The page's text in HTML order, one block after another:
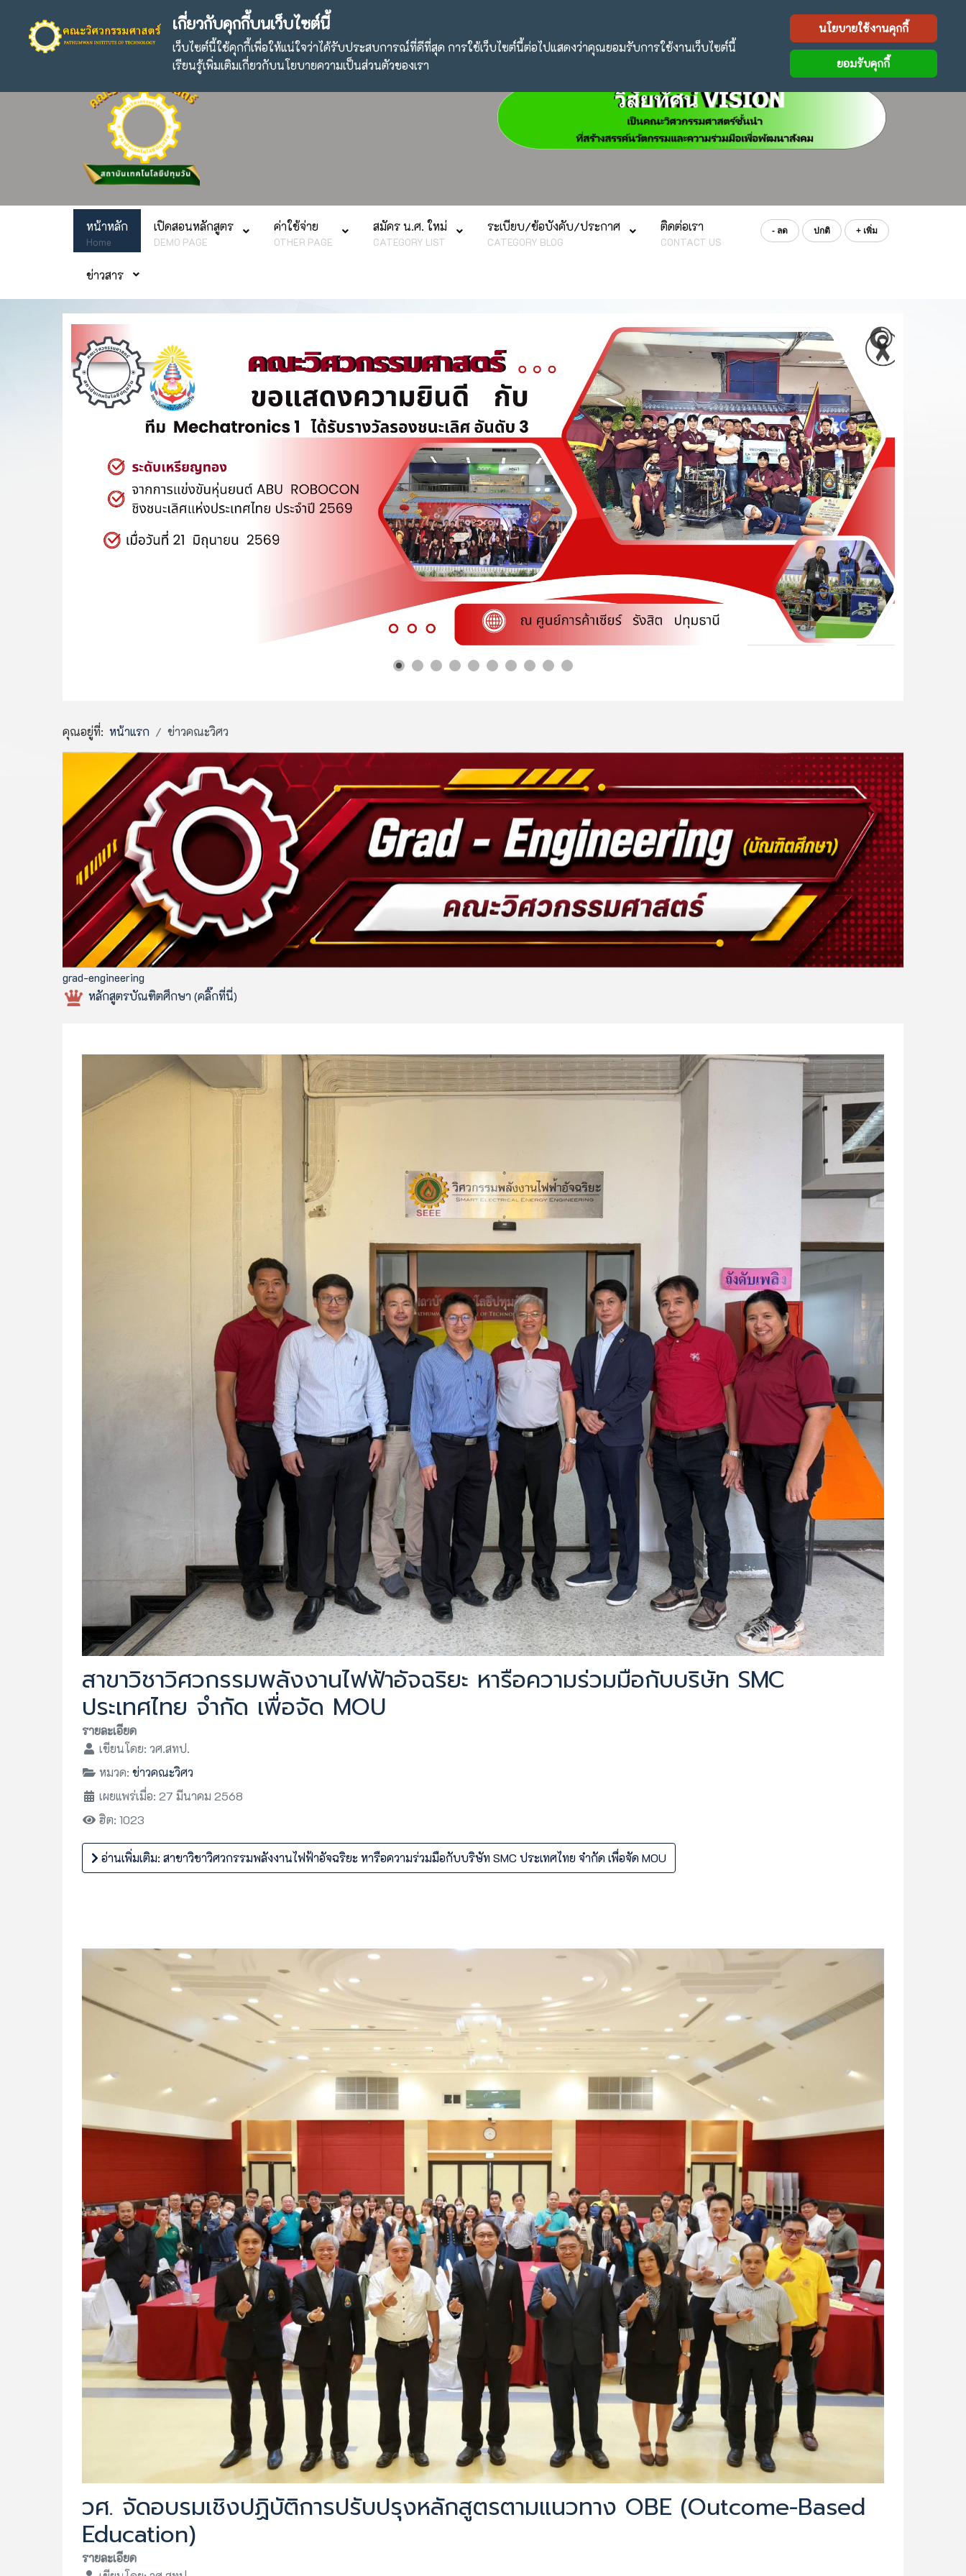
" การศึกษาเพื่อความเป็นเลิศและความสามัคคีในวิศวกรรมศาสตร์เฉพาะทาง "
เกี่ยวกับคุกกี้บนเว็บไซต์นี้
เว็บไซต์นี้ใช้คุกกี้เพื่อให้แน่ใจว่าได้รับประสบการณ์ที่ดีที่สุด การใช้เว็บไซต์นี้ต่อไปแสดงว่าคุณยอมรับการใช้งานเว็บไซต์นี้
เรียนรู้เพิ่มเติมเกี่ยวกับนโยบายความเป็นส่วนตัวของเรา
นโยบายใช้งานคุกกี้
ยอมรับคุกกี้
FacebookTwitterLine
หน้าหลัก
Home
เปิดสอนหลักสูตร
DEMO PAGE
ค่าใช้จ่าย
OTHER PAGE
สมัคร น.ศ. ใหม่
CATEGORY LIST
ระเบียบ/ข้อบังคับ/ประกาศ
CATEGORY BLOG
ติดต่อเรา
CONTACT US
ข่าวสาร
- ลด ปกติ + เพิ่ม
คุณอยู่ที่: หน้าแรก ข่าวคณะวิศว
grad-engineering
หลักสูตรบัณฑิตศึกษา (คลิ๊กที่นี่)
สาขาวิชาวิศวกรรมพลังงานไฟฟ้าอัจฉริยะ หารือความร่วมมือกับบริษัท SMC
ประเทศไทย จำกัด เพื่อจัด MOU
รายละเอียด
เขียนโดย: วศ.สทป.
หมวด: ข่าวคณะวิศว
เผยแพร่เมื่อ: 27 มีนาคม 2568
ฮิต: 1023
อ่านเพิ่มเติม: สาขาวิชาวิศวกรรมพลังงานไฟฟ้าอัจฉริยะ หารือความร่วมมือกับบริษัท SMC ประเทศไทย จำกัด เพื่อจัด MOU
วศ. จัดอบรมเชิงปฏิบัติการปรับปรุงหลักสูตรตามแนวทาง OBE (Outcome-Based
Education)
รายละเอียด